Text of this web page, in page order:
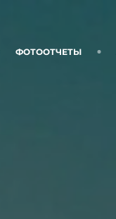
ФОТООТЧЕТЫ